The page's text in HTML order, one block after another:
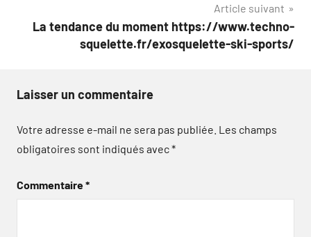
Article suivant
La tendance du moment https://www.techno-
squelette.fr/exosquelette-ski-sports/
Laisser un commentaire
Votre adresse e-mail ne sera pas publiée. Les champs
obligatoires sont indiqués avec*
Commentaire*